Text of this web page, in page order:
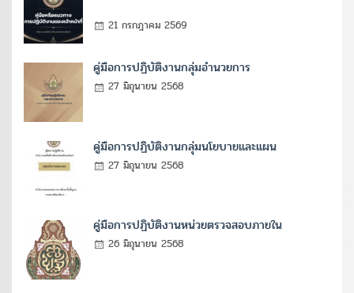
21 กรกฎาคม 2569
คู่มือการปฏิบัติงานกลุ่มอำนวยการ
27 มิถุนายน 2568
คู่มือการปฏิบัติงานกลุ่มนโยบายและแผน
27 มิถุนายน 2568
คู่มือการปฏิบัติงานหน่วยตรวจสอบภายใน
26 มิถุนายน 2568